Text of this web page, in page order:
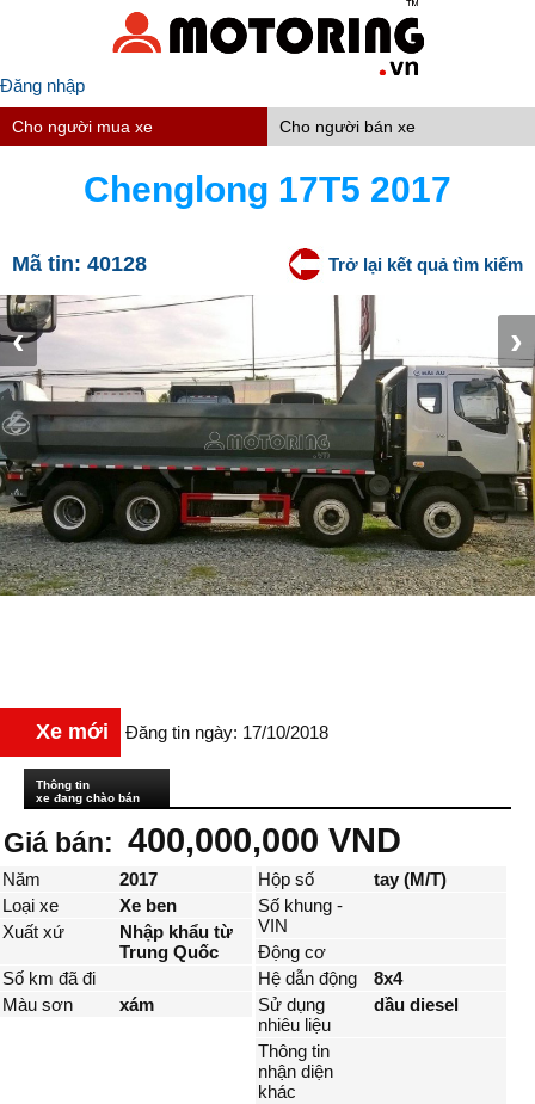
Đăng nhập
Cho người mua xe Cho người bán xe
Chenglong 17T5 2017
Mã tin: 40128 Trở lại kết quả tìm kiếm
‹ ›
Xe mới Đăng tin ngày: 17/10/2018
Thông tin
xe đang chào bán
Giá bán: 400,000,000 VND
Năm
2017
Loại xe
Xe ben
Xuất xứ
Nhập khẩu từ
Trung Quốc
Số km đã đi
Màu sơn
xám
Hộp số
tay (M/T)
Số khung -
VIN
Động cơ
Hệ dẫn động
8x4
Sử dụng
nhiêu liệu
dầu diesel
Thông tin
nhận diện
khác